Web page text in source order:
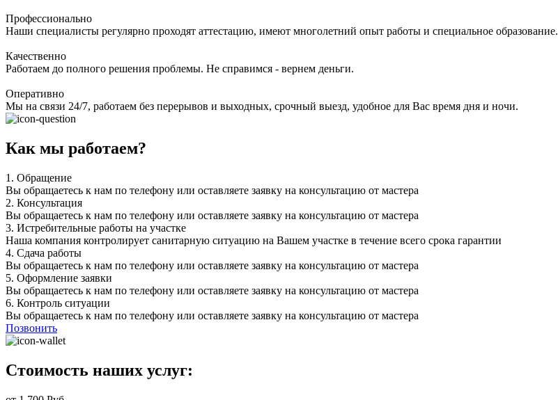
Профессионально
Наши специалисты регулярно проходят аттестацию, имеют многолетний опыт работы и специальное образование.
Качественно
Работаем до полного решения проблемы. Не справимся - вернем деньги.
Оперативно
Мы на связи 24/7, работаем без перерывов и выходных, срочный выезд, удобное для Вас время дня и ночи.
Как мы работаем?
1. Обращение
Вы обращаетесь к нам по телефону или оставляете заявку на консультацию от мастера
2. Консультация
Вы обращаетесь к нам по телефону или оставляете заявку на консультацию от мастера
3. Истребительные работы на участке
Наша компания контролирует санитарную ситуацию на Вашем участке в течение всего срока гарантии
4. Сдача работы
Вы обращаетесь к нам по телефону или оставляете заявку на консультацию от мастера
5. Оформление заявки
Вы обращаетесь к нам по телефону или оставляете заявку на консультацию от мастера
6. Контроль ситуации
Вы обращаетесь к нам по телефону или оставляете заявку на консультацию от мастера
Позвонить
Стоимость наших услуг: